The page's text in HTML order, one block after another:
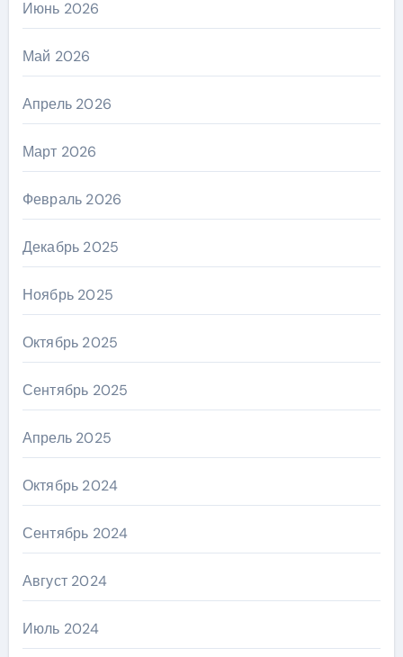
Июнь 2026
Май 2026
Апрель 2026
Март 2026
Февраль 2026
Декабрь 2025
Ноябрь 2025
Октябрь 2025
Сентябрь 2025
Апрель 2025
Октябрь 2024
Сентябрь 2024
Август 2024
Июль 2024